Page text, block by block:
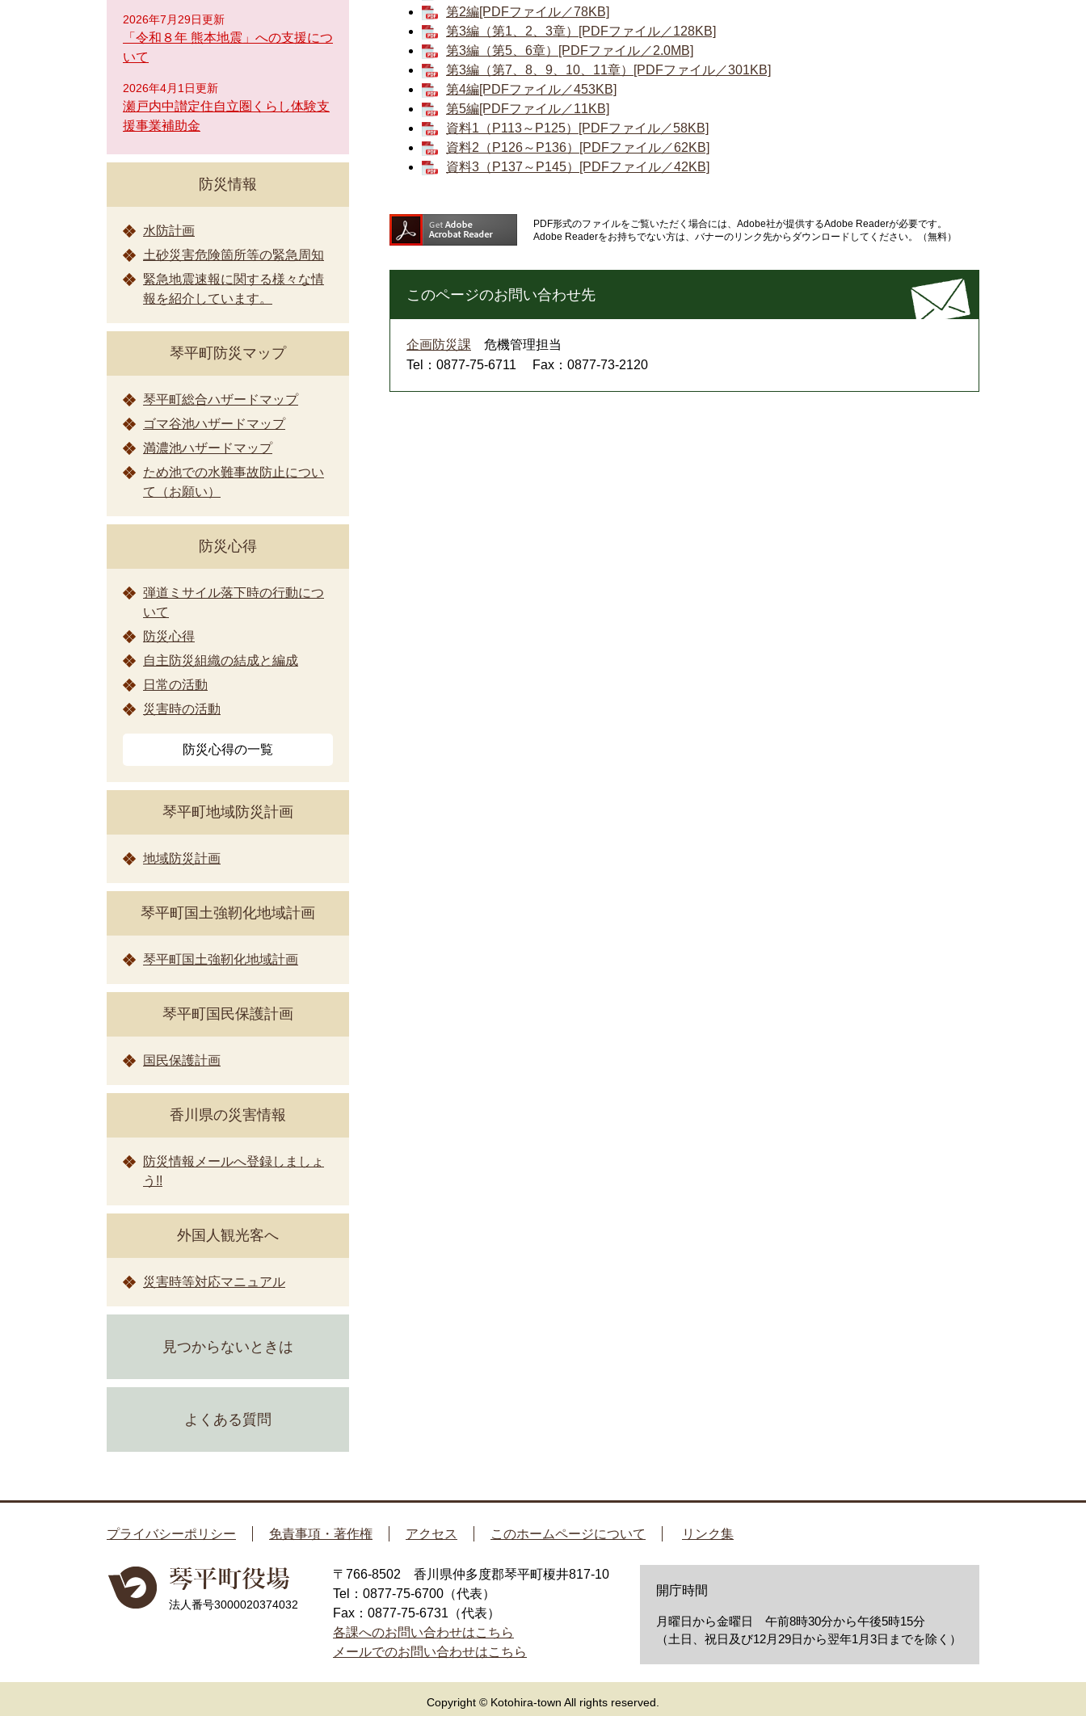
第2編[PDFファイル／78KB]
第3編（第1、2、3章）[PDFファイル／128KB]
第3編（第5、6章）[PDFファイル／2.0MB]
第3編（第7、8、9、10、11章）[PDFファイル／301KB]
第4編[PDFファイル／453KB]
第5編[PDFファイル／11KB]
資料1（P113～P125）[PDFファイル／58KB]
資料2（P126～P136）[PDFファイル／62KB]
資料3（P137～P145）[PDFファイル／42KB]
PDF形式のファイルをご覧いただく場合には、Adobe社が提供するAdobe Readerが必要です。
Adobe Readerをお持ちでない方は、バナーのリンク先からダウンロードしてください。（無料）
このページのお問い合わせ先
企画防災課
危機管理担当
Tel：0877-75-6711
Fax：0877-73-2120
2026年7月29日更新
「令和８年 熊本地震」への支援につ
いて
2026年4月1日更新
瀬戸内中讃定住自立圏くらし体験支
援事業補助金
防災情報
水防計画
土砂災害危険箇所等の緊急周知
緊急地震速報に関する様々な情
報を紹介しています。
琴平町防災マップ
琴平町総合ハザードマップ
ゴマ谷池ハザードマップ
満濃池ハザードマップ
ため池での水難事故防止につい
て（お願い）
防災心得
弾道ミサイル落下時の行動につ
いて
防災心得
自主防災組織の結成と編成
日常の活動
災害時の活動
防災心得の一覧
琴平町地域防災計画
地域防災計画
琴平町国土強靭化地域計画
琴平町国土強靭化地域計画
琴平町国民保護計画
国民保護計画
香川県の災害情報
防災情報メールへ登録しましょ
う!!
外国人観光客へ
災害時等対応マニュアル
見つからないときは
よくある質問
プライバシーポリシー 免責事項・著作権 アクセス このホームページについて リンク集
法人番号3000020374032
〒766-8502 香川県仲多度郡琴平町榎井817-10
Tel：0877-75-6700（代表）
Fax：0877-75-6731（代表）
各課へのお問い合わせはこちら
メールでのお問い合わせはこちら
開庁時間
月曜日から金曜日 午前8時30分から午後5時15分
（土日、祝日及び12月29日から翌年1月3日までを除く）
Copyright © Kotohira-town All rights reserved.